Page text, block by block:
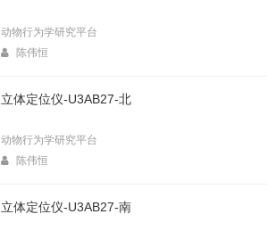
动物行为学研究平台
陈伟恒
立体定位仪-U3AB27-北
动物行为学研究平台
陈伟恒
立体定位仪-U3AB27-南